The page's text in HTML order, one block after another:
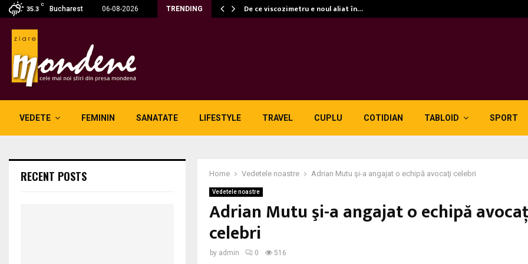
35.3
C
Bucharest 06-08-2026 TRENDING
fum: unde se potrivesc… De ce viscozimetru e noul aliat în…
VEDETE FEMININ SANATATE LIFESTYLE TRAVEL CUPLU COTIDIAN TABLOID SPORT
Home Vedetele noastre Adrian Mutu şi-a angajat o echipă avocaţi celebri
Vedetele noastre
Adrian Mutu şi-a angajat o echipă
celebri
by admin 0 516
RECENT POSTS